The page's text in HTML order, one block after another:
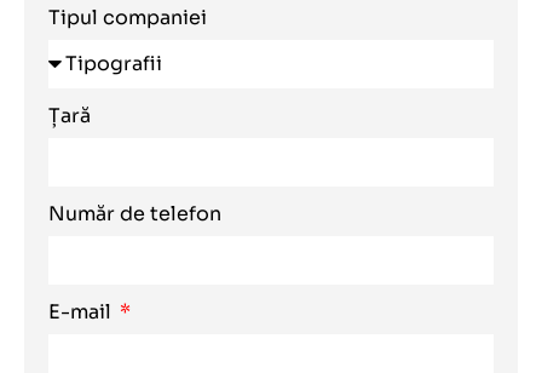
Tipul companiei
Țară
Număr de telefon
E-mail